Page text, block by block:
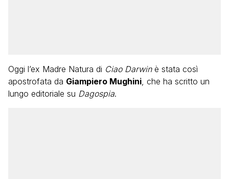
Oggi l’ex Madre Natura di Ciao Darwinè stata così
apostrofata da Giampiero Mughini , che ha scritto un
lungo editoriale su Dagospia.